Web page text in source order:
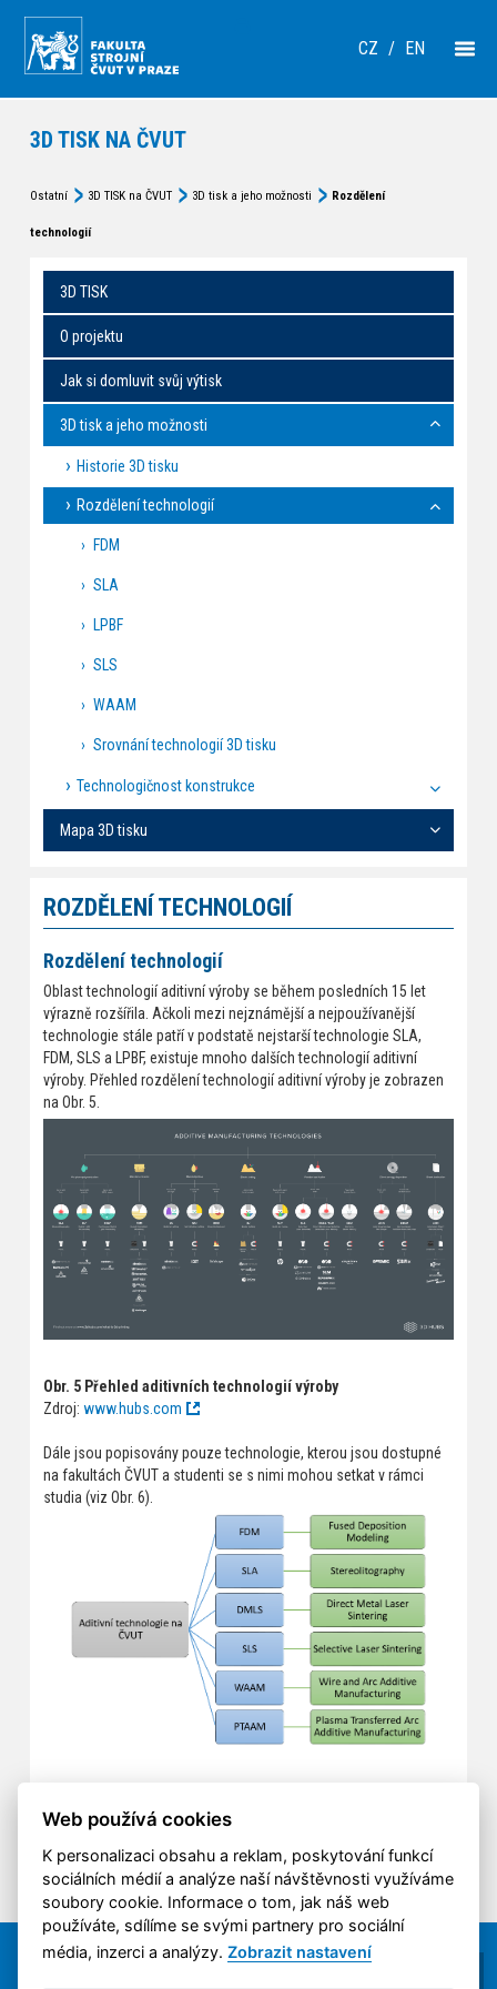
CZ / EN
3D TISK NA ČVUT
Ostatní 3D TISK na ČVUT 3D tisk a jeho možnosti Rozdělení
technologií
3D TISK
O projektu
Jak si domluvit svůj výtisk
3D tisk a jeho možnosti
Historie 3D tisku
Rozdělení technologií
FDM
SLA
LPBF
SLS
WAAM
Srovnání technologií 3D tisku
Technologičnost konstrukce
Mapa 3D tisku
ROZDĚLENÍ TECHNOLOGIÍ
Rozdělení technologií
Oblast technologií aditivní výroby se během posledních 15 let
výrazně rozšířila. Ačkoli mezi nejznámější a nejpoužívanější
technologie stále patří v podstatě nejstarší technologie SLA,
FDM, SLS a LPBF, existuje mnoho dalších technologií aditivní
výroby. Přehled rozdělení technologií aditivní výroby je zobrazen
na Obr. 5.
Obr. 5 Přehled aditivních technologií výroby
Zdroj: www.hubs.com
Dále jsou popisovány pouze technologie, kterou jsou dostupné
na fakultách ČVUT a studenti se s nimi mohou setkat v rámci
studia (viz Obr. 6).
ČVUT
Web používá cookies
K personalizaci obsahu a reklam, poskytování funkcí
sociálních médií a analýze naší návštěvnosti využíváme
soubory cookie. Informace o tom, jak náš web
používáte, sdílíme se svými partnery pro sociální
média, inzerci a analýzy.Zobrazit nastavení